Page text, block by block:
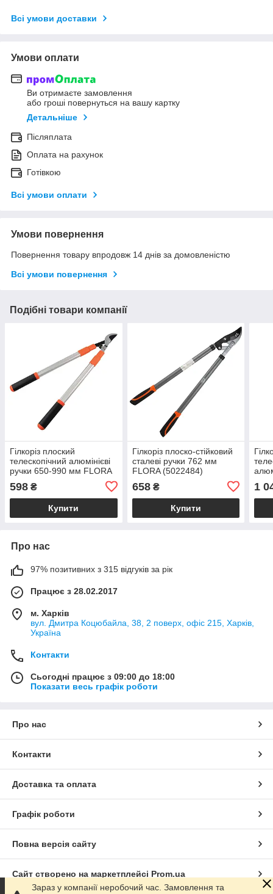
Всі умови доставки
Умови оплати
Ви отримаєте замовлення
або гроші повернуться на вашу картку
Детальніше
Післяплата
Оплата на рахунок
Готівкою
Всі умови оплати
Умови повернення
Повернення товару впродовж 14 днів за домовленістю
Всі умови повернення
Подібні товари компанії
Гілкоріз плоский
телескопічний алюмінієві
ручки 650-990 мм FLORA
598 ₴
Купити
Гілкоріз плоско-стійковий
сталеві ручки 762 мм
FLORA (5022484)
658₴
Купити
1
Про нас
97% позитивних з 315 відгуків за рік
Працює з 28.02.2017
м. Харків
вул. Дмитра Коцюбайла, 38, 2 поверх, офіс 215, Харків,
Україна
Контакти
Сьогодні працює з 09:00 до 18:00
Показати весь графік роботи
Про нас
Контакти
Доставка та оплата
Графік роботи
Повна версія сайту
Сайт створено на маркетплейсі Prom.ua
Зараз у компанії неробочий час. Замовлення та